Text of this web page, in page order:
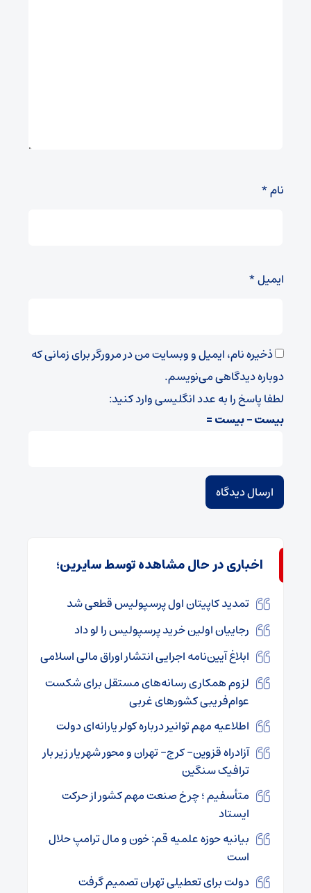
نام*
ایمیل*
ذخیره نام، ایمیل و وبسایت من در مرورگر برای زمانی که
دوباره دیدگاهی می‌نویسم.
لطفا پاسخ را به عدد انگلیسی وارد کنید:
بیست − بیست =
اخباری در حال مشاهده توسط سایرین؛
تمدید کاپیتان اول پرسپولیس قطعی شد
رجاییان اولین خرید پرسپولیس را لو داد
ابلاغ آیین‌نامه اجرایی انتشار اوراق مالی اسلامی
لزوم همکاری رسانه‌های مستقل برای شکست
عوام‌فریبی کشورهای غربی
اطلاعیه مهم توانیر درباره کولر یارانه‌ای دولت
آزادراه قزوین- کرج- تهران و محور شهریار زیر بار
ترافیک سنگین
متأسفیم ؛ چرخ صنعت مهم کشور از حرکت
ایستاد
بیانیه حوزه علمیه قم: خون و مال ترامپ حلال
است
دولت برای تعطیلی تهران تصمیم گرفت